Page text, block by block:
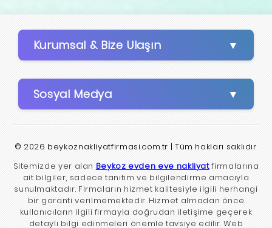
Kurumsal & Bize Ulaşın
Sosyal Medya
© 2026 beykoznakliyatfirmasi.com.tr | Tüm hakları saklıdır.
Sitemizde yer alan Beykoz evden eve nakliyatfirmalarına
ait bilgiler, sadece tanıtım ve bilgilendirme amacıyla
sunulmaktadır. Firmaların hizmet kalitesiyle ilgili herhangi
bir garanti verilmemektedir. Hizmet almadan önce
kullanıcıların ilgili firmayla doğrudan iletişime geçerek
detaylı bilgi edinmeleri önemle tavsiye edilir. Web